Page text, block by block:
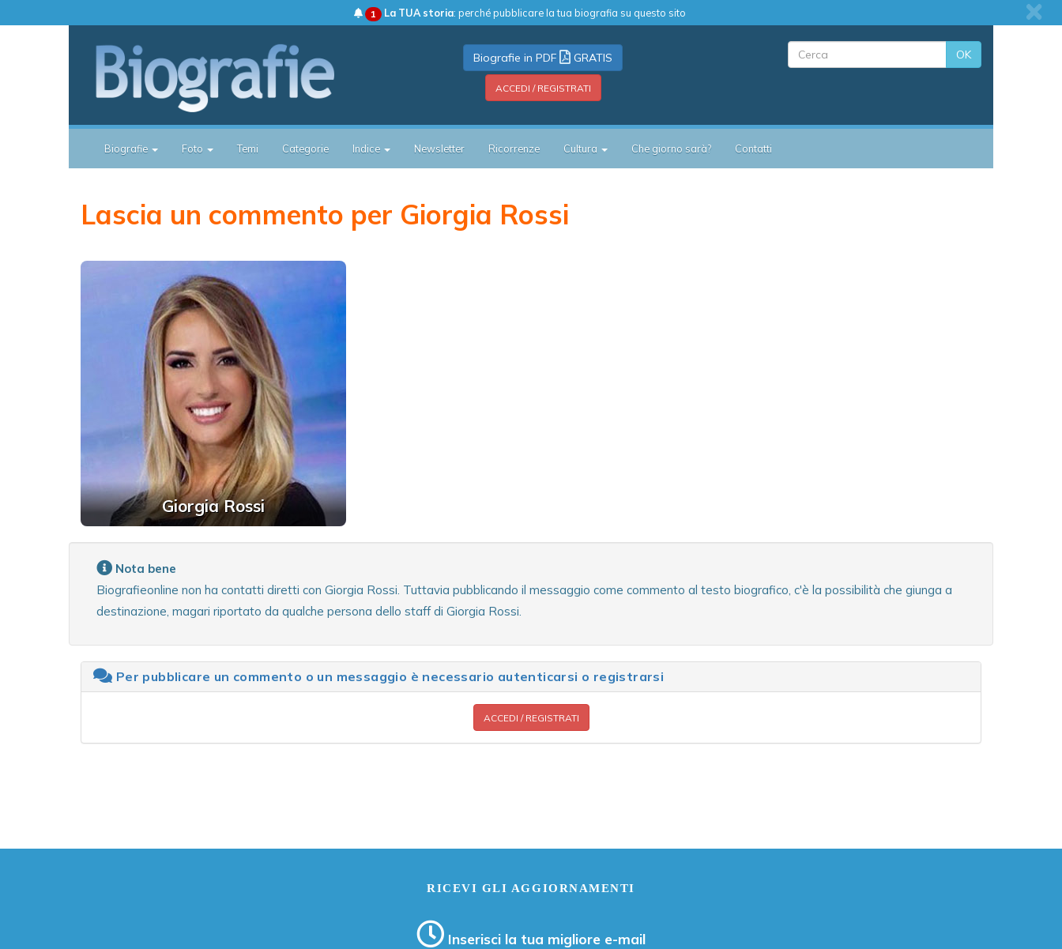
1 La TUA storia: perché pubblicare la tua biografia su questo sito
Biografie in PDF GRATIS
ACCEDI / REGISTRATI
OK
Biografie Foto Temi Categorie Indice Newsletter Ricorrenze Cultura Che giorno sarà? Contatti
Lascia un commento per Giorgia Rossi
Giorgia Rossi
Nota bene
Biografieonline non ha contatti diretti con Giorgia Rossi. Tuttavia pubblicando il messaggio come commento al testo biografico, c'è la possibilità che giunga a
destinazione, magari riportato da qualche persona dello staff di Giorgia Rossi.
Per pubblicare un commento o un messaggio è necessario autenticarsi o registrarsi
ACCEDI / REGISTRATI
RICEVI GLI AGGIORNAMENTI
Inserisci la tua migliore e-mail